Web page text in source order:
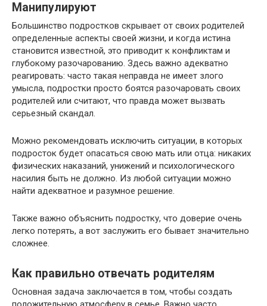
Манипулируют
Большинство подростков скрывает от своих родителей
определенные аспекты своей жизни, и когда истина
становится известной, это приводит к конфликтам и
глубокому разочарованию. Здесь важно адекватно
реагировать: часто такая неправда не имеет злого
умысла, подростки просто боятся разочаровать своих
родителей или считают, что правда может вызвать
серьезный скандал.
Можно рекомендовать исключить ситуации, в которых
подросток будет опасаться свою мать или отца: никаких
физических наказаний, унижений и психологического
насилия быть не должно. Из любой ситуации можно
найти адекватное и разумное решение.
Также важно объяснить подростку, что доверие очень
легко потерять, а вот заслужить его бывает значительно
сложнее.
Как правильно отвечать родителям
Основная задача заключается в том, чтобы создать